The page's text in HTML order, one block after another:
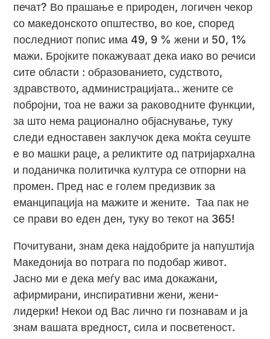
печат? Во прашање е природен, логичен чекор
со македонското општество, во кое, според
последниот попис има 49, 9 % жени и 50, 1%
мажи. Бројките покажуваат дека иако во речиси
сите области : образованието, судството,
здравството, администрацијата.. жените се
побројни, тоа не важи за раководните функции,
за што нема рационално објаснување, туку
следи едноставен заклучок дека моќта сеуште
е во машки раце, а реликтите од патријархална
и поданичка политичка култура се отпорни на
промен. Пред нас е голем предизвик за
еманципација на мажите и жените. Таа пак не
се прави во еден ден, туку во текот на 365!
Почитувани, знам дека најдобрите ја напуштија
Македонија во потрага по подобар живот.
Јасно ми е дека меѓу вас има докажани,
афирмирани, инспиративни жени, жени-
лидерки! Некои од Вас лично ги познавам и ја
знам вашата вредност, сила и посветеност.